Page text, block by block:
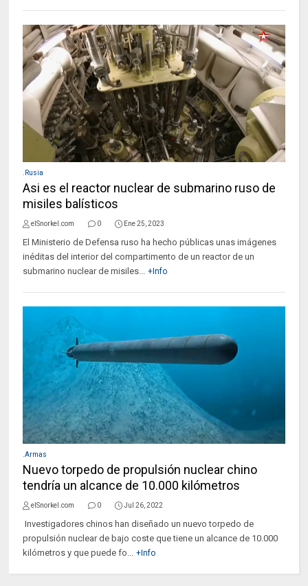
.Rusia
Asi es el reactor nuclear de submarino ruso de
misiles balísticos
elSnorkel.com 0 Ene 25, 2023
El Ministerio de Defensa ruso ha hecho públicas unas imágenes
inéditas del interior del compartimento de un reactor de un
submarino nuclear de misiles... +Info
.Armas
Nuevo torpedo de propulsión nuclear chino
tendría un alcance de 10.000 kilómetros
elSnorkel.com 0 Jul 26, 2022
Investigadores chinos han diseñado un nuevo torpedo de
propulsión nuclear de bajo coste que tiene un alcance de 10.000
kilómetros y que puede fo... +Info